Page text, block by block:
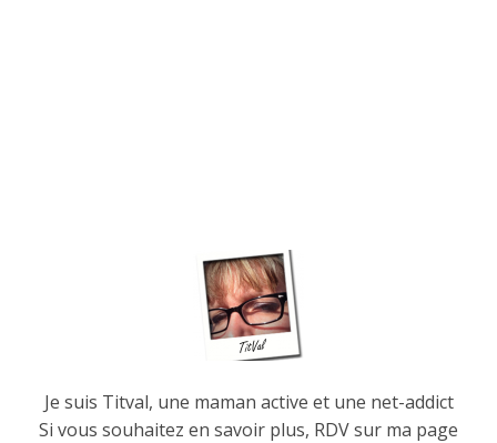
Je suis Titval, une maman active et une net-addict
Si vous souhaitez en savoir plus, RDV sur ma page